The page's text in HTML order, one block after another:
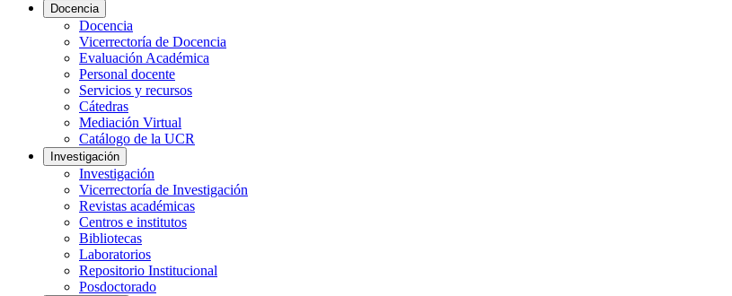
Docencia
Docencia
Vicerrectoría de Docencia
Evaluación Académica
Personal docente
Servicios y recursos
Cátedras
Mediación Virtual
Catálogo de la UCR
Investigación
Investigación
Vicerrectoría de Investigación
Revistas académicas
Centros e institutos
Bibliotecas
Laboratorios
Repositorio Institucional
Posdoctorado